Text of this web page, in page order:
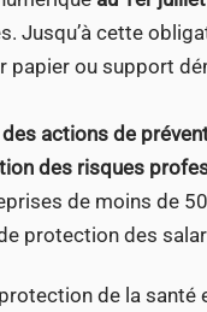
Jusqu’à cette
papier ou support
actions de
des risques
de moins de
protection des
de la